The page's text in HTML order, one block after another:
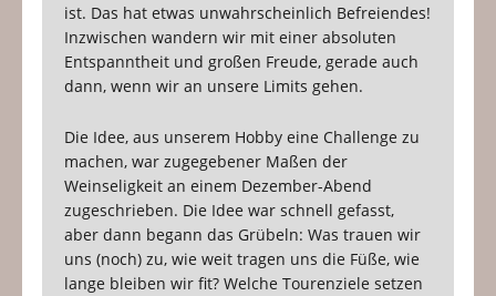
ist. Das hat etwas unwahrscheinlich Befreiendes!
Inzwischen wandern wir mit einer absoluten
Entspanntheit und großen Freude, gerade auch
dann, wenn wir an unsere Limits gehen.
Die Idee, aus unserem Hobby eine Challenge zu
machen, war zugegebener Maßen der
Weinseligkeit an einem Dezember-Abend
zugeschrieben. Die Idee war schnell gefasst,
aber dann begann das Grübeln: Was trauen wir
uns (noch) zu, wie weit tragen uns die Füße, wie
lange bleiben wir fit? Welche Tourenziele setzen